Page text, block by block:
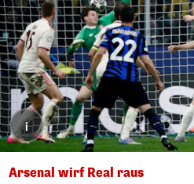
i
Arsenal wirf Real raus